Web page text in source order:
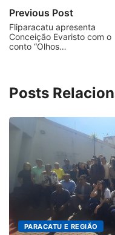
Previous Post
Fliparacatu apresenta
Conceição Evaristo com o
conto “Olhos…
Posts
E REGIÃO